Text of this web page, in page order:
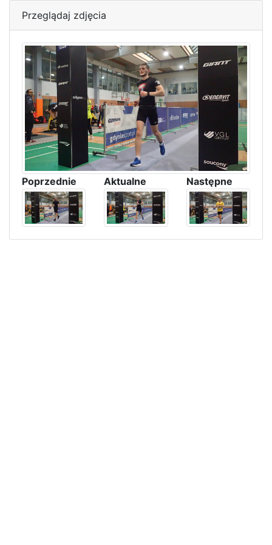
Przeglądaj zdjęcia
Poprzednie Aktualne Następne